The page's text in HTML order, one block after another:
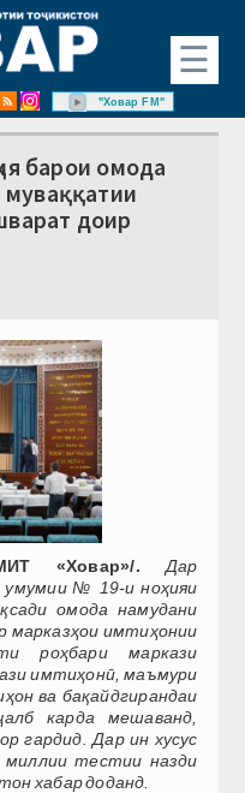
☰
"Ховар FM"
барои омода
доир
«Ховар»/.
Дар
умумии № 19-и ноҳияи
омода намудани
марказҳои имтиҳонии
роҳбари маркази
имтиҳонӣ, маъмури
ва бақайдгирандаи
карда мешаванд,
гардид. Дар ин хусус
тестии назди
хабар доданд.